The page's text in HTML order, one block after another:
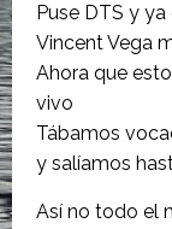
Puse DTS y
Vincent Vega
Ahora que
vivo
Tábamos
y salíamos
Así no todo el